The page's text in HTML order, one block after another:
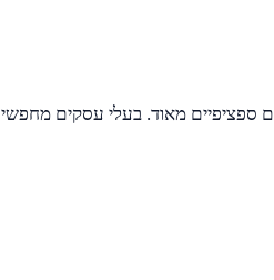
פשוט יגיעו. בשנת 2026 הדגש עובר למקומות שמיועדים לקהלים ספציפיים